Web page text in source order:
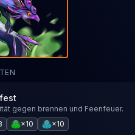
gegen brennen und Feenfeuer.
×10 ×10